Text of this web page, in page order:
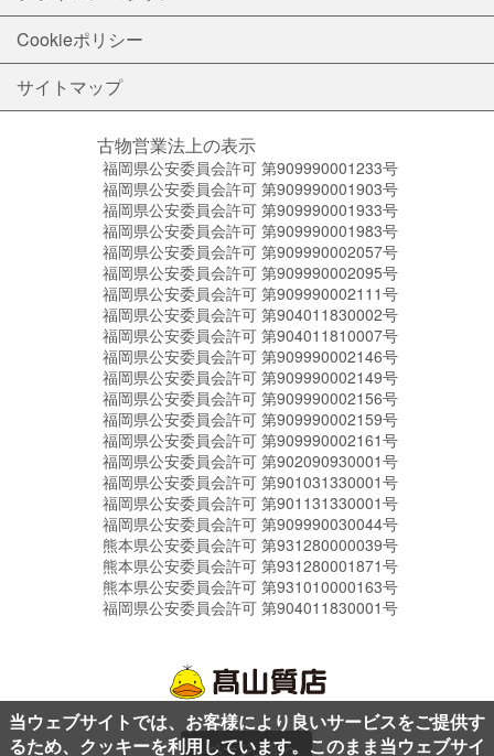
Cookieポリシー
サイトマップ
古物営業法上の表示
福岡県公安委員会許可 第909990001233号
福岡県公安委員会許可 第909990001903号
福岡県公安委員会許可 第909990001933号
福岡県公安委員会許可 第909990001983号
福岡県公安委員会許可 第909990002057号
福岡県公安委員会許可 第909990002095号
福岡県公安委員会許可 第909990002111号
福岡県公安委員会許可 第904011830002号
福岡県公安委員会許可 第904011810007号
福岡県公安委員会許可 第909990002146号
福岡県公安委員会許可 第909990002149号
福岡県公安委員会許可 第909990002156号
福岡県公安委員会許可 第909990002159号
福岡県公安委員会許可 第909990002161号
福岡県公安委員会許可 第902090930001号
福岡県公安委員会許可 第901031330001号
福岡県公安委員会許可 第901131330001号
福岡県公安委員会許可 第909990030044号
熊本県公安委員会許可 第931280000039号
熊本県公安委員会許可 第931280001871号
熊本県公安委員会許可 第931010000163号
福岡県公安委員会許可 第904011830001号
ページ上部へ
当ウェブサイトでは、お客様により良いサービスをご提供す
るため、クッキーを利用しています。このまま当ウェブサイ